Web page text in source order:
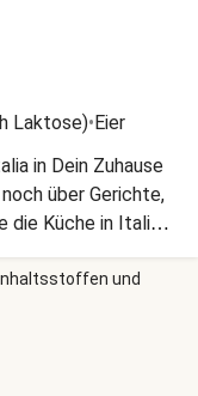
Laktose)•Eier
in Dein Zuhause
über Gerichte,
die Küche in Italien
und